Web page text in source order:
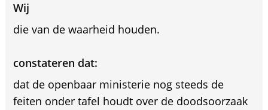
Wij
die van de waarheid houden.
constateren dat:
dat de openbaar ministerie nog steeds de
feiten onder tafel houdt over de doodsoorzaak